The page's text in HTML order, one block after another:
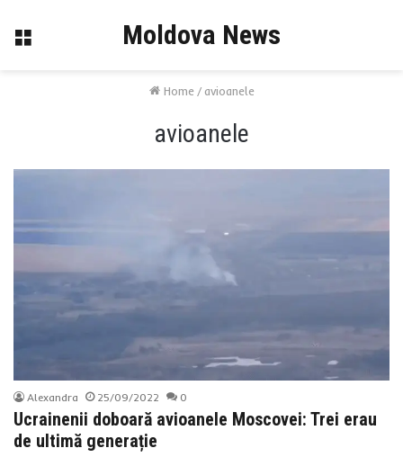
Menu Moldova News
Home / avioanele
avioanele
Alexandra 25/09/2022 0
Ucrainenii doboară avioanele Moscovei: Trei erau
de ultimă generație